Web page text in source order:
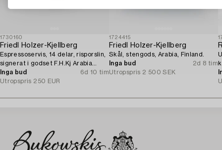
1730160
Friedl Holzer-Kjellberg
Espressoservis, 14 delar, risporslin,
signerat i godset F.H.Kj Arabia
Finland.
Inga bud
6d 10 tim
Utropspris 250 EUR
1724415
Friedl Holzer-Kjellberg
Skål, stengods, Arabia, Finland.
Inga bud
2d 8 tim
Utropspris 2 500 SEK